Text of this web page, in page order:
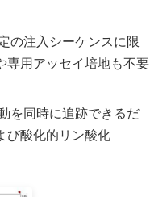
の注入シーケンスに限
専用アッセイ培地も不要
を同時に追跡できるだ
び酸化的リン酸化